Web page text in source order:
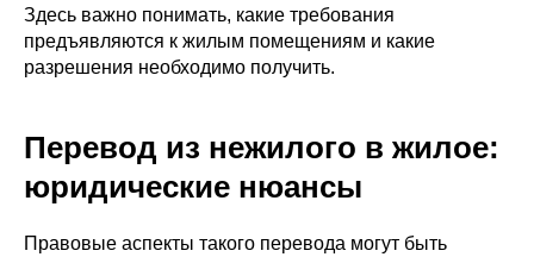
Здесь важно понимать, какие требования
предъявляются к жилым помещениям и какие
разрешения необходимо получить.
Перевод из нежилого в жилое:
юридические нюансы
Правовые аспекты такого перевода могут быть